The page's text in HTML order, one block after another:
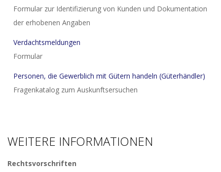
Formular zur Identifizierung von Kunden und Dokumentation
der erhobenen Angaben
Verdachtsmeldungen
Formular
Personen, die Gewerblich mit Gütern handeln (Güterhändler)
Fragenkatalog zum Auskunftsersuchen
WEITERE INFORMATIONEN
Rechtsvorschriften